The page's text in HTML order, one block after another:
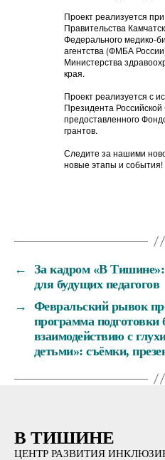
Проект реализуется
Правительства
Федерального медико-
агентства (ФМБА
Министерства
края.
Проект реализуется с
Президента
предоставленного
грантов.
Следите за нашими
новые этапы и события!
←
За кадром «В
для будущих педагогов
→
Февральский рывок
программа подготовки
взаимодействию с
детьми»: съёмки,
В ТИШИНЕ
ЦЕНТР РАЗВИТИЯ